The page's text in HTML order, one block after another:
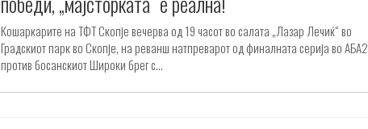
Кошаркарите на ТФТ Скопје вечерва од 19 часот во салата „Лазар Лечиќ“ во
Градскиот парк во Скопје, на реванш натпреварот од финалната серија во АБА2
против босанскиот Широки брег с...